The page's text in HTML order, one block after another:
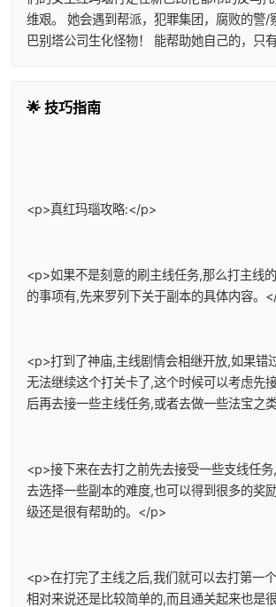
维艰。 她会遇到帮派，犯罪集团，腐败的警/
巴别塔公司生化怪物！ 能帮助她自己的，只
🌟 技巧指南
<p>真红玛瑙攻略:</p>
<p>如果不是刻意的刷主线任务,那么打主线
的事项有,先来罗列下关于副本的具体内容。
<p>打到了神庙,主线剧情会相继开放,如果错
无法继续这个打关卡了,这个时候可以考虑先
后再去接一些主线任务,或者去做一些法宝之
<p>接下来在去打之前先去接受一些支线任
去选择一些副本的难度,也可以得到很多的奖
级还是很有帮助的。</p>
<p>在打完了主线之后,我们就可以去打第一
相对来说还是比较简单的,而且通关起来也是